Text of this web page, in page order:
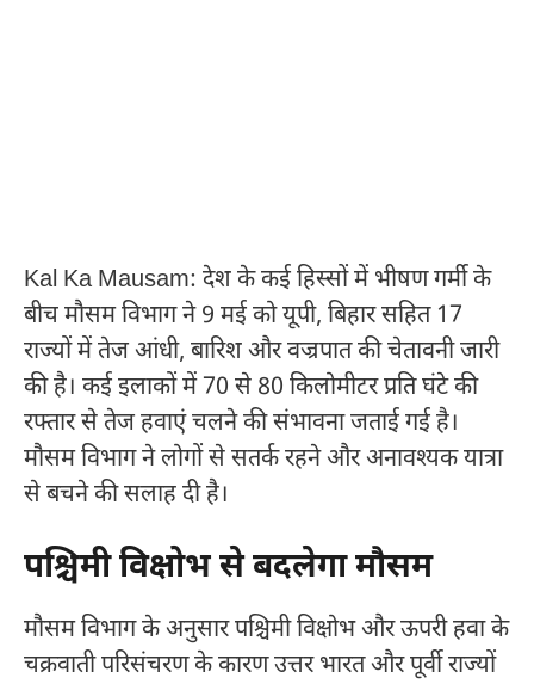
Kal Ka Mausam: देश के कई हिस्सों में भीषण गर्मी के
बीच मौसम विभाग ने 9 मई को यूपी, बिहार सहित 17
राज्यों में तेज आंधी, बारिश और वज्रपात की चेतावनी जारी
की है। कई इलाकों में 70 से 80 किलोमीटर प्रति घंटे की
रफ्तार से तेज हवाएं चलने की संभावना जताई गई है।
मौसम विभाग ने लोगों से सतर्क रहने और अनावश्यक यात्रा
से बचने की सलाह दी है।
पश्चिमी विक्षोभ से बदलेगा मौसम
मौसम विभाग के अनुसार पश्चिमी विक्षोभ और ऊपरी हवा के
चक्रवाती परिसंचरण के कारण उत्तर भारत और पूर्वी राज्यों